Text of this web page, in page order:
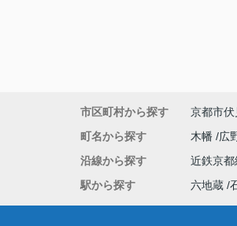
市区町村から探す 京都市伏
町名から探す
木幡 広
沿線から探す
近鉄京都
駅から探す
六地蔵